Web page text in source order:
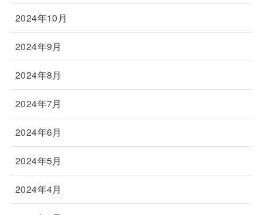
2024年10月
2024年9月
2024年8月
2024年7月
2024年6月
2024年5月
2024年4月